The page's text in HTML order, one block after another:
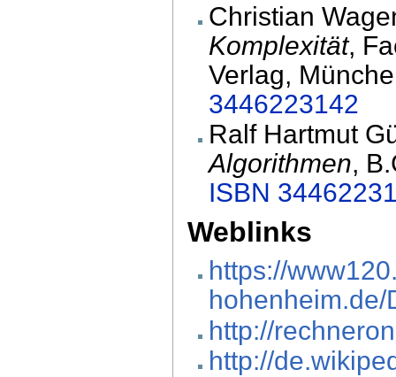
Christian
Komplexität,
Verlag,
3446223142
Ralf Hartmut
Algorithmen,
ISBN
Weblinks
https://
http://
http://